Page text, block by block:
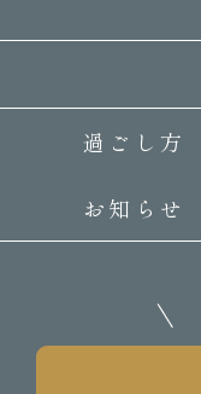
過ごし方
お知らせ